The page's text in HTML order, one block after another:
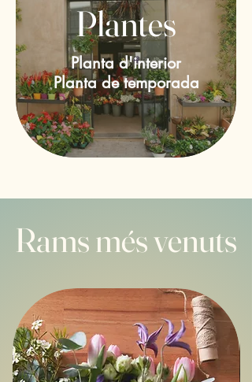
Plantes
Planta d'interior
Planta de temporada
Rams més venuts